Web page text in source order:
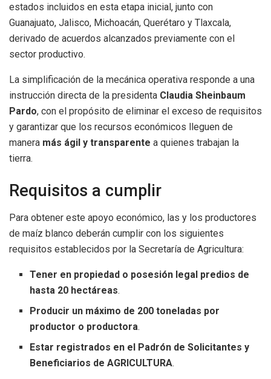
estados incluidos en esta etapa inicial, junto con
Guanajuato, Jalisco, Michoacán, Querétaro y Tlaxcala,
derivado de acuerdos alcanzados previamente con el
sector productivo.
La simplificación de la mecánica operativa responde a una
instrucción directa de la presidenta Claudia Sheinbaum
Pardo, con el propósito de eliminar el exceso de requisitos
y garantizar que los recursos económicos lleguen de
manera más ágil y transparente a quienes trabajan la
tierra.
Requisitos a cumplir
Para obtener este apoyo económico, las y los productores
de maíz blanco deberán cumplir con los siguientes
requisitos establecidos por la Secretaría de Agricultura:
Tener en propiedad o posesión legal predios de
hasta 20 hectáreas.
Producir un máximo de 200 toneladas por
productor o productora.
Estar registrados en el Padrón de Solicitantes y
Beneficiarios de AGRICULTURA.